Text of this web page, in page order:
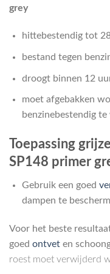
grey
hittebestendig tot
bestand tegen
droogt binnen 12
moet afgebakken
benzinebestendig
Toepassing
SP148 primer
Gebruik een goed
dampen te
Voor het beste
goed ontvet en
roest moet verwijderd